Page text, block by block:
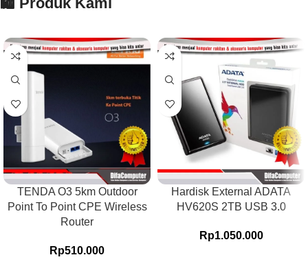
TENDA O3 5km Outdoor
Point To Point CPE Wireless
Router
Rp510.000
Hardisk External ADATA
HV620S 2TB USB 3.0
Rp1.050.000